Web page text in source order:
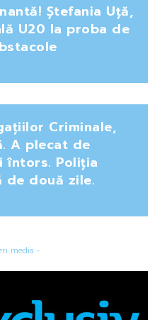
Ștefania Uță,
U20 la proba de
Criminale,
A plecat de
întors. Poliția
de două zile.
media -